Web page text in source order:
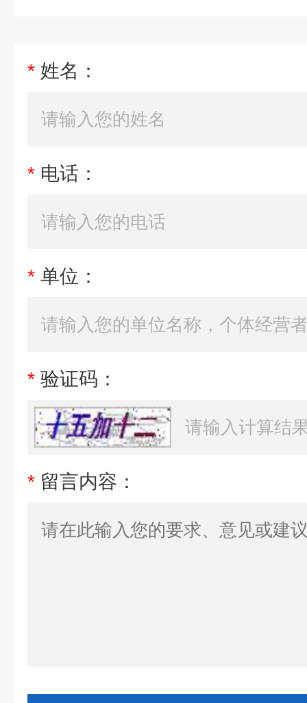
* 姓名：
* 电话：
* 单位：
* 验证码：
* 留言内容：